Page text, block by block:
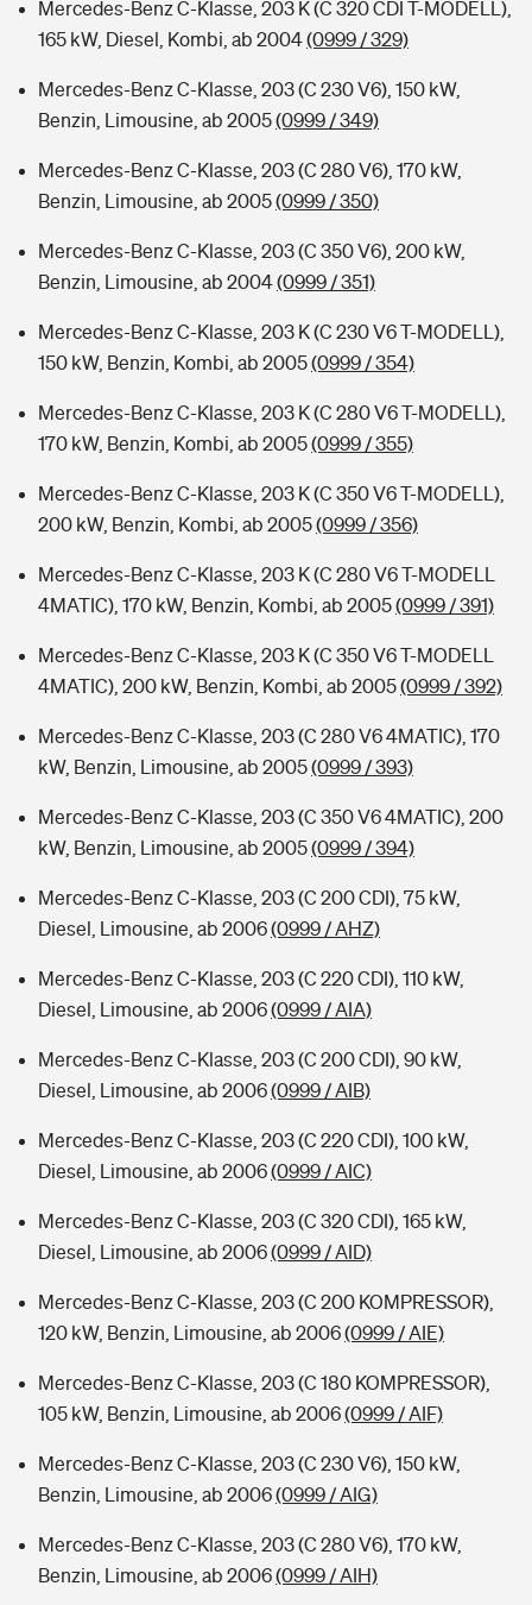
Mercedes-Benz C-Klasse, 203 K (C 320 CDI T-MODELL),
165 kW, Diesel, Kombi, ab 2004(0999 / 329)
Mercedes-Benz C-Klasse, 203 (C 230 V6), 150 kW,
Benzin, Limousine, ab 2005(0999 / 349)
Mercedes-Benz C-Klasse, 203 (C 280 V6), 170 kW,
Benzin, Limousine, ab 2005(0999 / 350)
Mercedes-Benz C-Klasse, 203 (C 350 V6), 200 kW,
Benzin, Limousine, ab 2004(0999 / 351)
Mercedes-Benz C-Klasse, 203 K (C 230 V6 T-MODELL),
150 kW, Benzin, Kombi, ab 2005(0999 / 354)
Mercedes-Benz C-Klasse, 203 K (C 280 V6 T-MODELL),
170 kW, Benzin, Kombi, ab 2005(0999 / 355)
Mercedes-Benz C-Klasse, 203 K (C 350 V6 T-MODELL),
200 kW, Benzin, Kombi, ab 2005(0999 / 356)
Mercedes-Benz C-Klasse, 203 K (C 280 V6 T-MODELL
4MATIC), 170 kW, Benzin, Kombi, ab 2005(0999 / 391)
Mercedes-Benz C-Klasse, 203 K (C 350 V6 T-MODELL
4MATIC), 200 kW, Benzin, Kombi, ab 2005(0999 / 392)
Mercedes-Benz C-Klasse, 203 (C 280 V6 4MATIC), 170
kW, Benzin, Limousine, ab 2005(0999 / 393)
Mercedes-Benz C-Klasse, 203 (C 350 V6 4MATIC), 200
kW, Benzin, Limousine, ab 2005(0999 / 394)
Mercedes-Benz C-Klasse, 203 (C 200 CDI), 75 kW,
Diesel, Limousine, ab 2006(0999 / AHZ)
Mercedes-Benz C-Klasse, 203 (C 220 CDI), 110 kW,
Diesel, Limousine, ab 2006(0999 / AIA)
Mercedes-Benz C-Klasse, 203 (C 200 CDI), 90 kW,
Diesel, Limousine, ab 2006(0999 / AIB)
Mercedes-Benz C-Klasse, 203 (C 220 CDI), 100 kW,
Diesel, Limousine, ab 2006(0999 / AIC)
Mercedes-Benz C-Klasse, 203 (C 320 CDI), 165 kW,
Diesel, Limousine, ab 2006(0999 / AID)
Mercedes-Benz C-Klasse, 203 (C 200 KOMPRESSOR),
120 kW, Benzin, Limousine, ab 2006(0999 / AIE)
Mercedes-Benz C-Klasse, 203 (C 180 KOMPRESSOR),
105 kW, Benzin, Limousine, ab 2006(0999 / AIF)
Mercedes-Benz C-Klasse, 203 (C 230 V6), 150 kW,
Benzin, Limousine, ab 2006(0999 / AIG)
Mercedes-Benz C-Klasse, 203 (C 280 V6), 170 kW,
Benzin, Limousine, ab 2006(0999 / AIH)